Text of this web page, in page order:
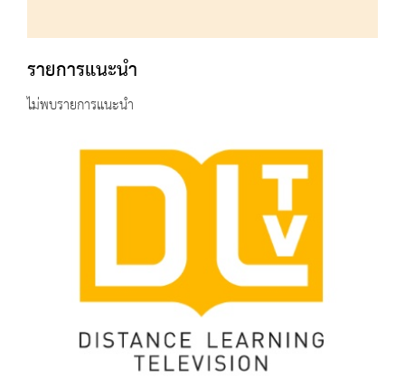
รายการแนะนำ
ไม่พบรายการแนะนำ